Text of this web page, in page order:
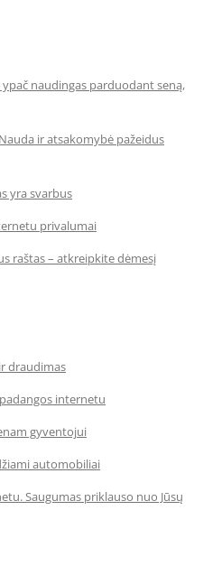
naudingas parduodant seną,
ir atsakomybė pažeidus
yra svarbus
privalumai
raštas – atkreipkite dėmesį
draudimas
internetu
gyventojui
automobiliai
Saugumas priklauso nuo Jūsų